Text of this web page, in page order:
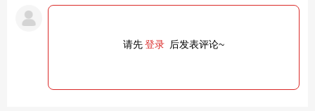
请先登录 后发表评论~